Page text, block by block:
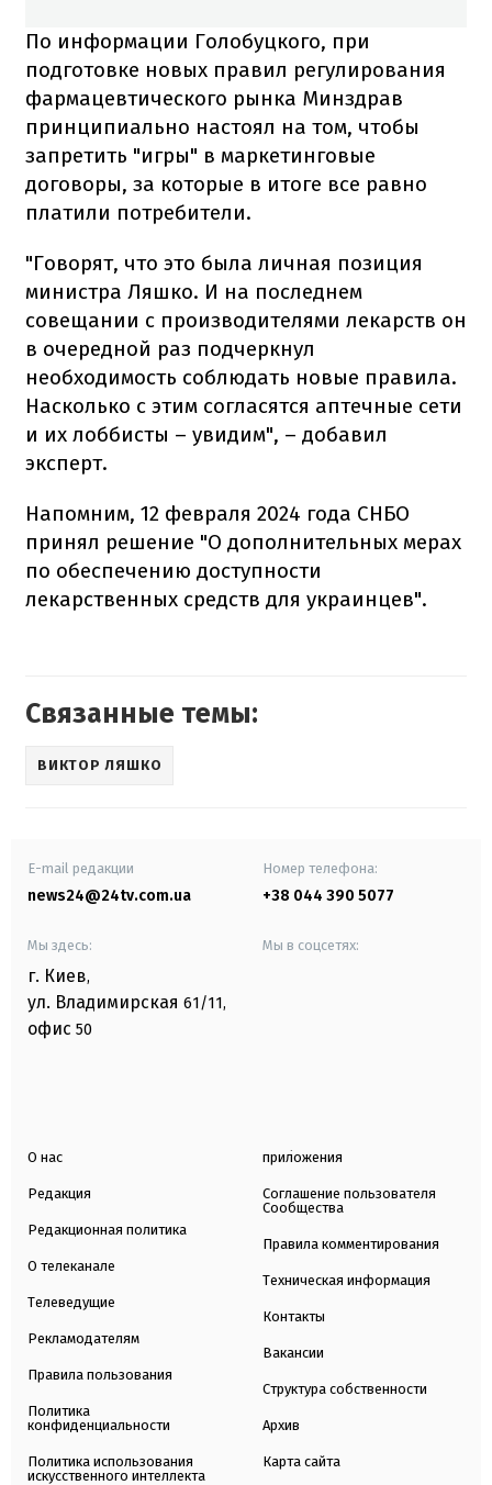
По информации Голобуцкого, при
подготовке новых правил регулирования
фармацевтического рынка Минздрав
принципиально настоял на том, чтобы
запретить "игры" в маркетинговые
договоры, за которые в итоге все равно
платили потребители.
"Говорят, что это была личная позиция
министра Ляшко. И на последнем
совещании с производителями лекарств он
в очередной раз подчеркнул
необходимость соблюдать новые правила.
Насколько с этим согласятся аптечные сети
и их лоббисты – увидим", – добавил
эксперт.
Напомним, 12 февраля 2024 года СНБО
принял решение "О дополнительных мерах
по обеспечению доступности
лекарственных средств для украинцев".
Связанные темы:
ВИКТОР ЛЯШКО
E-mail редакции
news24@24tv.com.ua
Номер телефона:
+38 044 390 5077
Мы здесь:
г. Киев,
ул. Владимирская 61/11,
офис 50
Мы в соцсетях:
О нас
Редакция
Редакционная политика
О телеканале
Телеведущие
Рекламодателям
Правила пользования
Политика
конфиденциальности
Политика использования
искусственного интеллекта
приложения
Соглашение пользователя
Сообщества
Правила комментирования
Техническая информация
Контакты
Вакансии
Структура собственности
Архив
Карта сайта